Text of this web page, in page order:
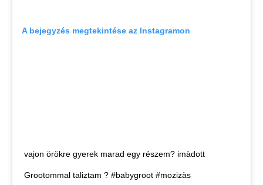
A bejegyzés megtekintése az Instagramon
vajon örökre gyerek marad egy részem? imàdott
Grootommal taliztam ? #babygroot #mozizàs